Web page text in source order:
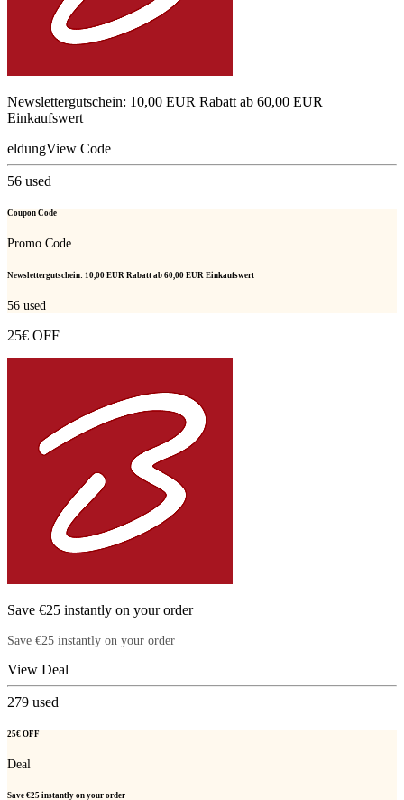
Newslettergutschein: 10,00 EUR Rabatt ab 60,00 EUR
Einkaufswert
eldungView Code
56 used
Coupon Code
Promo Code
Newslettergutschein: 10,00 EUR Rabatt ab 60,00 EUR Einkaufswert
56 used
25€ OFF
Save €25 instantly on your order
Save €25 instantly on your order
View Deal
279 used
25€ OFF
Deal
Save €25 instantly on your order